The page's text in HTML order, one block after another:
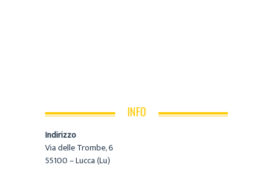
INFO
Indirizzo
Via delle Trombe, 6
55100 – Lucca (Lu)